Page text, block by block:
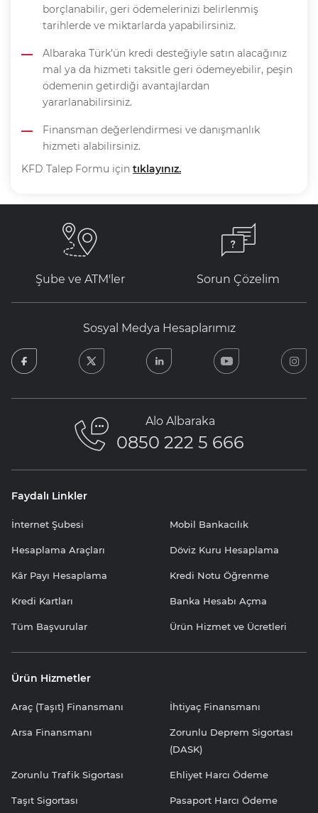
borçlanabilir, geri ödemelerinizi belirlenmiş
tarihlerde ve miktarlarda yapabilirsiniz.
Albaraka Türk’ün kredi desteğiyle satın alacağınız
mal ya da hizmeti taksitle geri ödemeyebilir, peşin
ödemenin getirdiği avantajlardan
yararlanabilirsiniz.
Finansman değerlendirmesi ve danışmanlık
hizmeti alabilirsiniz.
KFD Talep Formu için tıklayınız.
Şube ve ATM'ler Sorun Çözelim
Sosyal Medya Hesaplarımız
facebook
Alo Albaraka
0850 222 5 666
Faydalı Linkler
İnternet Şubesi Mobil Bankacılık
Hesaplama Araçları Döviz Kuru Hesaplama
Kâr Payı Hesaplama Kredi Notu Öğrenme
Kredi Kartları Banka Hesabı Açma
Tüm Başvurular Ürün Hizmet ve Ücretleri
Ürün Hizmetler
Araç (Taşıt) Finansmanı İhtiyaç Finansmanı
Arsa Finansmanı
Zorunlu Deprem Sigortası
(DASK)
Zorunlu Trafik Sigortası Ehliyet Harcı Ödeme
Taşıt Sigortası Pasaport Harcı Ödeme